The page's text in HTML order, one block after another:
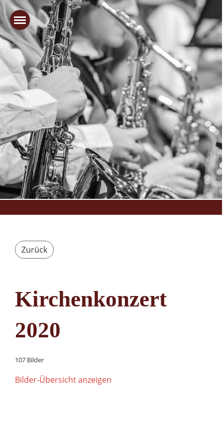
Zurück
Kirchenkonzert
2020
107 Bilder
Bilder-Übersicht anzeigen